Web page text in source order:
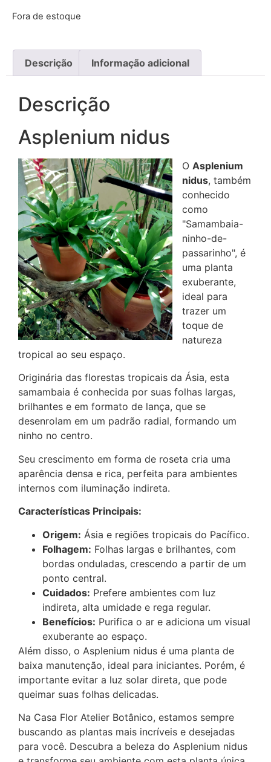
Fora de estoque
Descrição Informação adicional
Descrição
Asplenium nidus
O Asplenium
nidus, também
conhecido
como
"Samambaia-
ninho-de-
passarinho", é
uma planta
exuberante,
ideal para
trazer um
toque de
natureza
tropical ao seu espaço.
Originária das florestas tropicais da Ásia, esta
samambaia é conhecida por suas folhas largas,
brilhantes e em formato de lança, que se
desenrolam em um padrão radial, formando um
ninho no centro.
Seu crescimento em forma de roseta cria uma
aparência densa e rica, perfeita para ambientes
internos com iluminação indireta.
Características Principais:
Origem: Ásia e regiões tropicais do Pacífico.
Folhagem: Folhas largas e brilhantes, com
bordas onduladas, crescendo a partir de um
ponto central.
Cuidados: Prefere ambientes com luz
indireta, alta umidade e rega regular.
Benefícios: Purifica o ar e adiciona um visual
exuberante ao espaço.
Além disso, o Asplenium nidus é uma planta de
baixa manutenção, ideal para iniciantes. Porém, é
importante evitar a luz solar direta, que pode
queimar suas folhas delicadas.
Na Casa Flor Atelier Botânico, estamos sempre
buscando as plantas mais incríveis e desejadas
para você. Descubra a beleza do Asplenium nidus